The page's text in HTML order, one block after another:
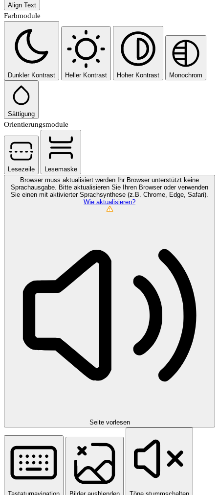
Align Text
Farbmodule
Dunkler Kontrast Heller Kontrast Hoher Kontrast Monochrom
Sättigung
Orientierungsmodule
Lesezeile
Lesemaske
Browser muss aktualisiert werden
Ihr Browser unterstützt keine
Sprachausgabe. Bitte aktualisieren Sie Ihren Browser oder verwenden
Sie einen mit aktivierter Sprachsynthese (z.B. Chrome, Edge, Safari).
Wie aktualisieren?
Seite vorlesen